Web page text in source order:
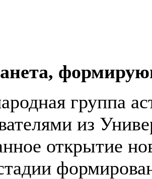
группа
из
открытие